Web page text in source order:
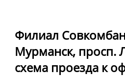
Филиал
Мурманск, просп.
схема проезда к